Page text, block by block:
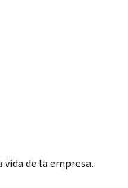
de la empresa.